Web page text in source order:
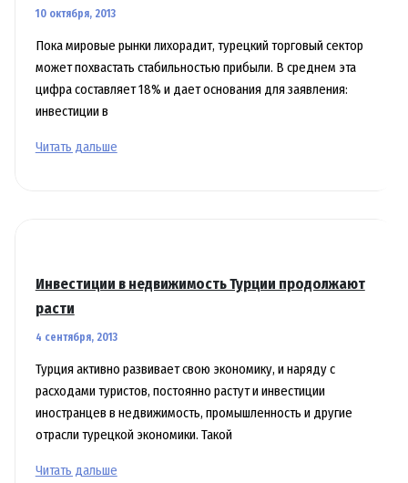
10 октября, 2013
Пока мировые рынки лихорадит, турецкий торговый сектор
может похвастать стабильностью прибыли. В среднем эта
цифра составляет 18% и дает основания для заявления:
инвестиции в
Турецкие
Читать дальше
Инвестиции в недвижимость Турции продолжают
расти
4 сентября, 2013
Турция активно развивает свою экономику, и наряду с
расходами туристов, постоянно растут и инвестиции
иностранцев в недвижимость, промышленность и другие
отрасли турецкой экономики. Такой
Инвестиции
Читать дальше